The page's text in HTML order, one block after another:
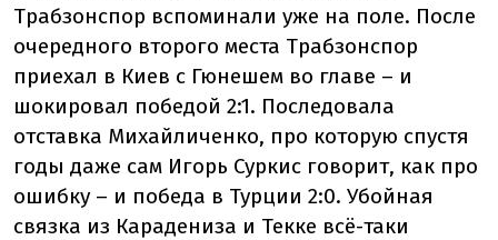
Трабзонспор вспоминали уже на поле. После
очередного второго места Трабзонспор
приехал в Киев с Гюнешем во главе – и
шокировал победой 2:1. Последовала
отставка Михайличенко, про которую спустя
годы даже сам Игорь Суркис говорит, как про
ошибку – и победа в Турции 2:0. Убойная
связка из Карадениза и Текке всё-таки